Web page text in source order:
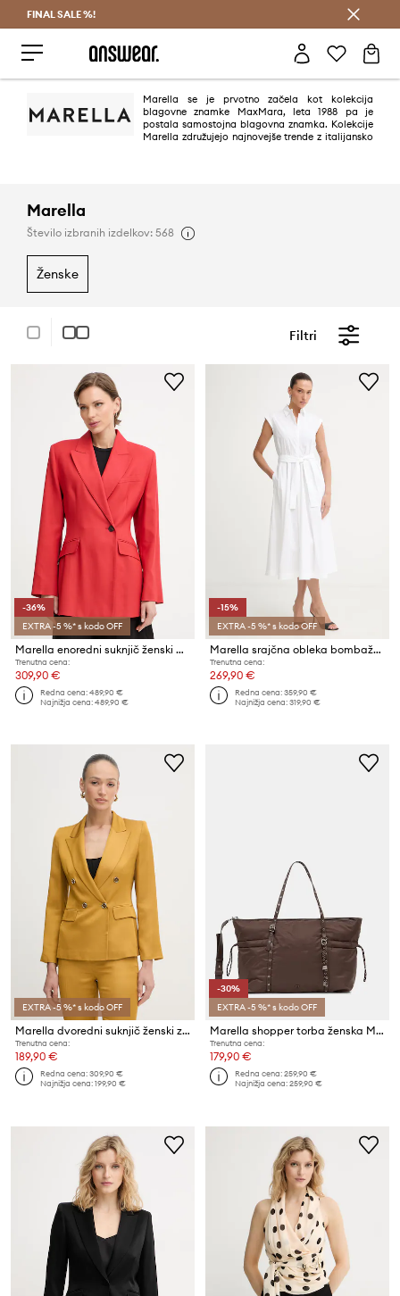
FINAL SALE %!
Marella se je prvotno začela kot kolekcija
blagovne znamke MaxMara, leta 1988 pa je
postala samostojna blagovna znamka. Kolekcije
Marella združujejo najnovejše trende z italijansko
Marella
Število izbranih izdelkov: 568
ženske
Filtri
-36%
EXTRA -5 %* s kodo OFF
Marella enoredni suknjič ženski CAMPALE
Trenutna cena:
309,90 €
Redna cena:489,90 €
Najnižja cena:489,90 €
-15%
EXTRA -5 %* s kodo OFF
Marella srajčna obleka bombažna PADANA1
Trenutna cena:
269,90 €
Redna cena:359,90 €
Najnižja cena:319,90 €
EXTRA -5 %* s kodo OFF
Marella dvoredni suknjič ženski z viskozo CHARME
Trenutna cena:
189,90 €
Redna cena:309,90 €
Najnižja cena:199,90 €
-30%
EXTRA -5 %* s kodo OFF
Marella shopper torba ženska MLAACINOSO
Trenutna cena:
179,90 €
Redna cena:259,90 €
Najnižja cena:259,90 €